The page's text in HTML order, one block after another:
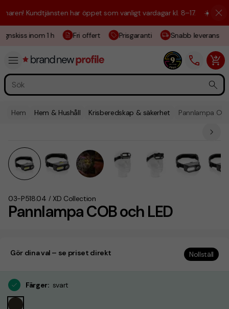
Kundtjänsten har öppet som vanligt vardagar kl. 8–17. ☀️ Vi är här
inom 1 h Fri offert Prisgaranti Snabb leverans
Hem Hem & Hushåll Krisberedskap & säkerhet Pannlampa
Pannlampa COB och LED
03-P518.04 / XD Collection
Gör dina val – se priset direkt Nollställ
Färger: svart